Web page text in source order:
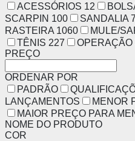
ACESSÓRIOS 12
SCARPIN 100 SANDALIA
RASTEIRA 1060 MULE/
TÊNIS 227
PREÇO
ORDENAR POR
PADRÃO
LANÇAMENTOS
MENOR
MAIOR PREÇO PARA
NOME DO PRODUTO
COR